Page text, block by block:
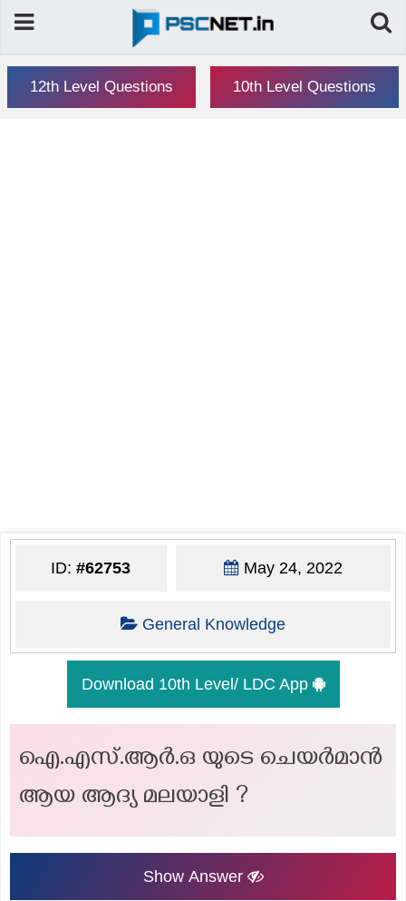
12th Level Questions 10th Level Questions
ID:#62753 May 24, 2022
General Knowledge
Download 10th Level/ LDC App
ഐ.എസ്.ആർ.ഒ യുടെ ചെയർമാൻ
ആയ ആദ്യ മലയാളി ?
Show Answer